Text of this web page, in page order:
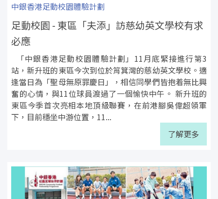
中銀香港足動校園體驗計劃
足動校園 - 東區「夫添」訪慈幼英文學校有求
必應
「中銀香港足動校園體驗計劃」11月底緊接進行第3
站，新升班的東區今次到位於筲箕灣的慈幼英文學校。適
逢當日為「聖母無原罪慶日」，相信同學們皆抱着無比興
奮的心情，與11位球員渡過了一個愉快中午。 新升班的
東區今季首次亮相本地頂級聯賽，在前港腳吳偉超領軍
下，目前穩坐中游位置，11...
了解更多